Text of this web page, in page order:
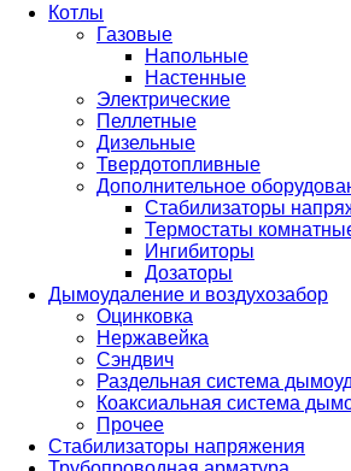
Котлы
Газовые
Напольные
Настенные
Электрические
Пеллетные
Дизельные
Твердотопливные
Дополнительное
Стабилизаторы
Термостаты
Ингибиторы
Дозаторы
Дымоудаление и воздухозабор
Оцинковка
Нержавейка
Сэндвич
Раздельная система
Коаксиальная система
Прочее
Стабилизаторы напряжения